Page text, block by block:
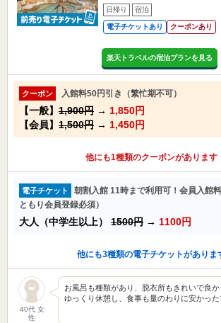
日帰り 宿泊
電子チケットあり クーポンあり
楽天トラベルの宿泊プランを見る
クーポン 入館料50円引き（繁忙期不可）
【一般】 1,900円 → 1,850円
【会員】 1,500円 → 1,450円
他にも1種類のクーポンがあります
電子チケット
朝割入館 11時まで利用可！会員入館
ともり会員登録必須）
大人（中学生以上） 1500円 → 1100円
他にも3種類の電子チケットがありま
40代 女
性
お風呂も種類があり、脱衣所もきれいで良
ゆっくり休憩し、食事も量のわりに安かっ